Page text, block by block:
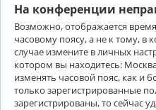
На конференции
Возможно, отображается
часовому поясу, а не к тому, в
случае измените в личных
котором вы находитесь:
изменять часовой пояс, как и
только зарегистрированные
зарегистрированы, то сейчас